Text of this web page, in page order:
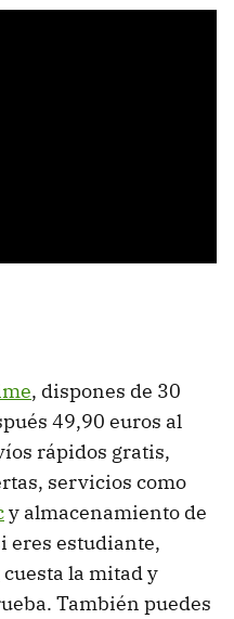
, dispones de 30
49,90 euros al
rápidos gratis,
servicios como
y almacenamiento de
eres estudiante,
cuesta la mitad y
También puedes